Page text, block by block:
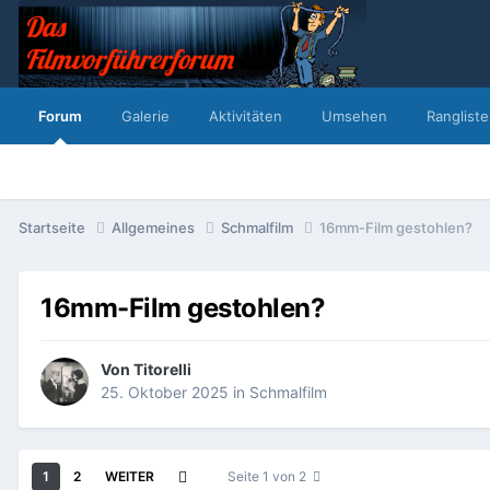
Forum Galerie Aktivitäten Umsehen Rangliste
Startseite Allgemeines Schmalfilm 16mm-Film gestohlen?
16mm-Film gestohlen?
Von Titorelli
25. Oktober 2025 in Schmalfilm
1 2 WEITER Seite 1 von 2